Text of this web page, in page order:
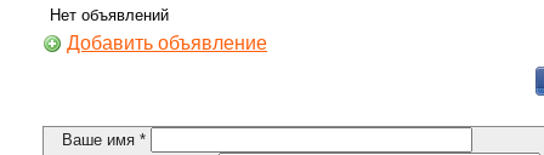
Нет объявлений
Добавить объявление
Ваше имя *